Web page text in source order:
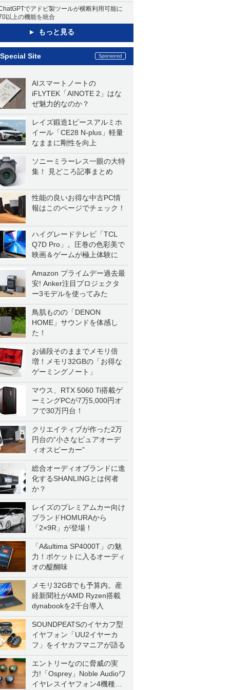
でアドビ製ツールが横断利用可能に
以上の機能を統合
もっと見る
Special Site
AIスマートノートの
iFLYTEK「AINOTE 2」はな
ぜ魅力的なのか？
レイズ鍛造1ピースアルミホ
イール「CE28 N-plus」軽量
なままに剛性を向上
ソニーミラーレス一眼の大特
集！ 見どころ記事まとめ
性能の良いお得な中古PC情
報はこのページでチェック！
ハイグレードテレビ「TCL
Q7D Pro」。圧巻の色彩美で
映画＆ゲームが極上体験に
Amazon プライムデー過去最
安! Anker注目プロジェクタ
ー3モデルを使ってみた
鳥肌ものの「DENON
HOME」サウンドを体感し
た！
お値段そのままでメモリ倍
増！メモリ32GBの「お得な
ゲーミングノート」
マウス、RTX 5060 Ti搭載ゲ
ーミングPCが7万5,000円オ
フで30万円台！
クリエイティブが作った2万
円台の“小さなピュアオーデ
ィオスピーカー”
総合オーディオブランドに進
化するSHANLINGとは何者
か？
レイズのプレミアムカー向け
ブランドHOMURAから
「2×9R」が登場！
「A&ultima SP4000T」の魅
力！ポケットに入るオーディ
オの醍醐味
メモリ32GBでも予算内。産
経新聞社がAMD Ryzen搭載
dynabookを2千台導入
SOUNDPEATSのイヤカフ型
イヤフォン「UU2イヤーカ
フ」をイヤカフマニアが語る
エントリーなのに脅威の実
力!「Osprey」Noble Audioワ
イヤレスイヤフォン4機種を